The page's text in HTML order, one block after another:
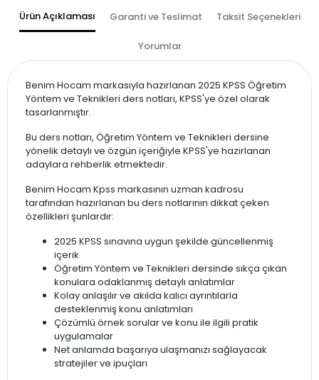
Ürün Açıklaması Garanti ve Teslimat Taksit Seçenekleri
Yorumlar
Benim Hocam markasıyla hazırlanan 2025 KPSS Öğretim
Yöntem ve Teknikleri ders notları, KPSS'ye özel olarak
tasarlanmıştır.
Bu ders notları, Öğretim Yöntem ve Teknikleri dersine
yönelik detaylı ve özgün içeriğiyle KPSS'ye hazırlanan
adaylara rehberlik etmektedir.
Benim Hocam Kpss markasının uzman kadrosu
tarafından hazırlanan bu ders notlarının dikkat çeken
özellikleri şunlardır:
2025 KPSS sınavına uygun şekilde güncellenmiş
içerik
Öğretim Yöntem ve Teknikleri dersinde sıkça çıkan
konulara odaklanmış detaylı anlatımlar
Kolay anlaşılır ve akılda kalıcı ayrıntılarla
desteklenmiş konu anlatımları
Çözümlü örnek sorular ve konu ile ilgili pratik
uygulamalar
Net anlamda başarıya ulaşmanızı sağlayacak
stratejiler ve ipuçları